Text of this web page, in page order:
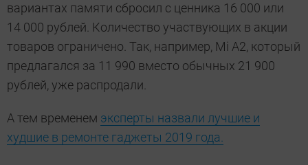
вариантах памяти сбросил с ценника 16 000 или
14 000 рублей. Количество участвующих в акции
товаров ограничено. Так, например, Mi A2, который
предлагался за 11 990 вместо обычных 21 900
рублей, уже распродали.
А тем временем эксперты назвали лучшие и
худшие в ремонте гаджеты 2019 года.